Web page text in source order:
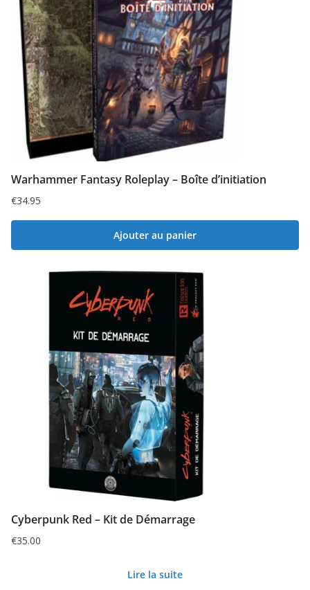
Warhammer Fantasy Roleplay – Boîte d’initiation
€34.95
Ajouter au panier
Cyberpunk Red – Kit de Démarrage
€35.00
Lire la suite